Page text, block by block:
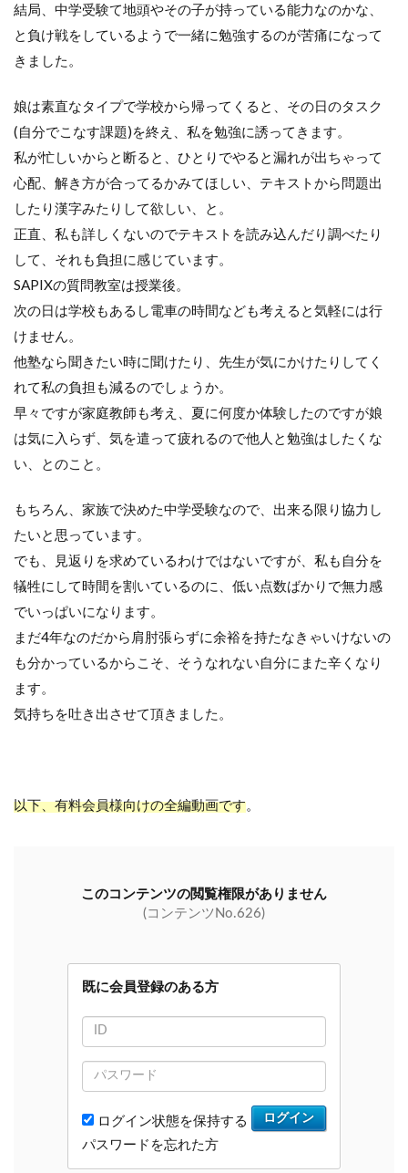
結局、中学受験て地頭やその子が持っている能力なのかな、
と負け戦をしているようで一緒に勉強するのが苦痛になって
きました。
娘は素直なタイプで学校から帰ってくると、その日のタスク
(自分でこなす課題)を終え、私を勉強に誘ってきます。
私が忙しいからと断ると、ひとりでやると漏れが出ちゃって
心配、解き方が合ってるかみてほしい、テキストから問題出
したり漢字みたりして欲しい、と。
正直、私も詳しくないのでテキストを読み込んだり調べたり
して、それも負担に感じています。
SAPIXの質問教室は授業後。
次の日は学校もあるし電車の時間なども考えると気軽には行
けません。
他塾なら聞きたい時に聞けたり、先生が気にかけたりしてく
れて私の負担も減るのでしょうか。
早々ですが家庭教師も考え、夏に何度か体験したのですが娘
は気に入らず、気を遣って疲れるので他人と勉強はしたくな
い、とのこと。
もちろん、家族で決めた中学受験なので、出来る限り協力し
たいと思っています。
でも、見返りを求めているわけではないですが、私も自分を
犠牲にして時間を割いているのに、低い点数ばかりで無力感
でいっぱいになります。
まだ4年なのだから肩肘張らずに余裕を持たなきゃいけないの
も分かっているからこそ、そうなれない自分にまた辛くなり
ます。
気持ちを吐き出させて頂きました。
以下、有料会員様向けの全編動画です。